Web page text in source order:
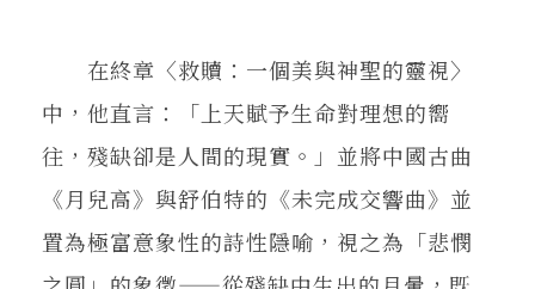
在終章〈救贖：一個美與神聖的靈視〉
中，他直言：「上天賦予生命對理想的嚮
往，殘缺卻是人間的現實。」並將中國古曲
《月兒高》與舒伯特的《未完成交響曲》並
置為極富意象性的詩性隱喻，視之為「悲憫